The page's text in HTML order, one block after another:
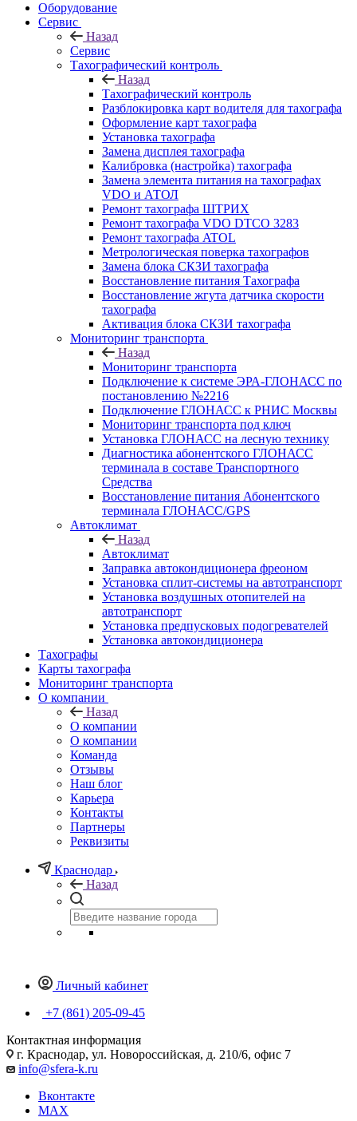
Оборудование
Сервис
Назад
Сервис
Тахографический контроль
Назад
Тахографический контроль
Разблокировка карт водителя для тахографа
Оформление карт тахографа
Установка тахографа
Замена дисплея тахографа
Калибровка (настройка) тахографа
Замена элемента питания на тахографах
VDO и АТОЛ
Ремонт тахографа ШТРИХ
Ремонт тахографа VDO DTCO 3283
Ремонт тахографа ATOL
Метрологическая поверка тахографов
Замена блока СКЗИ тахографа
Восстановление питания Тахографа
Восстановление жгута датчика скорости
тахографа
Активация блока СКЗИ тахографа
Мониторинг транспорта
Назад
Мониторинг транспорта
Подключение к системе ЭРА-ГЛОНАСС по
постановлению №2216
Подключение ГЛОНАСС к РНИС Москвы
Мониторинг транспорта под ключ
Установка ГЛОНАСС на лесную технику
Диагностика абонентского ГЛОНАСС
терминала в составе Транспортного
Средства
Восстановление питания Абонентского
терминала ГЛОНАСС/GPS
Автоклимат
Назад
Автоклимат
Заправка автокондиционера фреоном
Установка сплит-системы на автотранспорт
Установка воздушных отопителей на
автотранспорт
Установка предпусковых подогревателей
Установка автокондиционера
Тахографы
Карты тахографа
Мониторинг транспорта
О компании
Назад
О компании
О компании
Команда
Отзывы
Наш блог
Карьера
Контакты
Партнеры
Реквизиты
Краснодар
Назад
Личный кабинет
+7 (861) 205-09-45
Контактная информация
г. Краснодар, ул. Новороссийская, д. 210/6, офис 7
info@sfera-k.ru
Вконтакте
MAX